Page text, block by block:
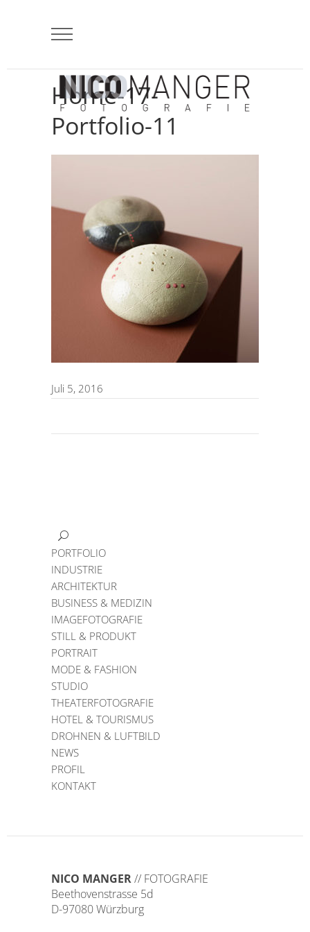
Home-17-
Portfolio-11
Juli 5, 2016
PORTFOLIO
INDUSTRIE
ARCHITEKTUR
BUSINESS & MEDIZIN
IMAGEFOTOGRAFIE
STILL & PRODUKT
PORTRAIT
MODE & FASHION
STUDIO
THEATERFOTOGRAFIE
HOTEL & TOURISMUS
DROHNEN & LUFTBILD
NEWS
PROFIL
KONTAKT
NICO MANGER// FOTOGRAFIE
Beethovenstrasse 5d
D-97080 Würzburg